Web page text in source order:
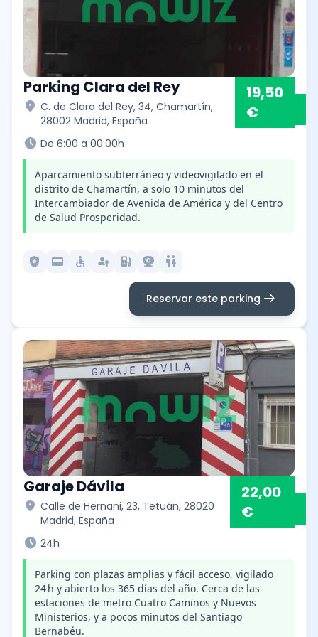
Parking Clara del Rey
location_on C. de Clara del Rey, 34, Chamartín,
28002 Madrid, España
19,50
€
schedule De 6:00 a 00:00h
Aparcamiento subterráneo y videovigilado en el
distrito de Chamartín, a solo 10 minutos del
Intercambiador de Avenida de América y del Centro
de Salud Prosperidad.
local_police credit_card accessible passkey ev_station camera_video wc
Reservar este parking arrow_right_alt
Garaje Dávila
location_on Calle de Hernani, 23, Tetuán, 28020
Madrid, España
22,00
€
schedule 24h
Parking con plazas amplias y fácil acceso, vigilado
24 h y abierto los 365 días del año. Cerca de las
estaciones de metro Cuatro Caminos y Nuevos
Ministerios, y a pocos minutos del Santiago
Bernabéu.